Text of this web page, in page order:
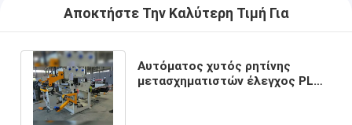
Αποκτήστε Την Καλύτερη Τιμή Για
Αυτόματος χυτός ρητίνης
μετασχηματιστών έλεγχος PLC